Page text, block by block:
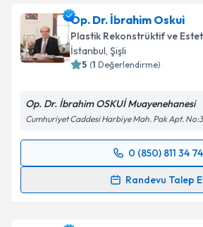
Op. Dr. İbrahim Oskui
Plastik Rekonstrüktif ve
İstanbul, Şişli
5 (1 Değerlendirme)
Op. Dr. İbrahim OSKUİ Muayenehanesi
Cumhuriyet Caddesi Harbiye Mah. Pak Apt.
0 (850) 811 34 74
Randevu Talep
Randevu Takvimi Talebi